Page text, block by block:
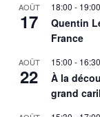
AOÛT
17
18:00 - 19:00
Quentin
France
AOÛT
22
15:00 - 16:30
À la
grand